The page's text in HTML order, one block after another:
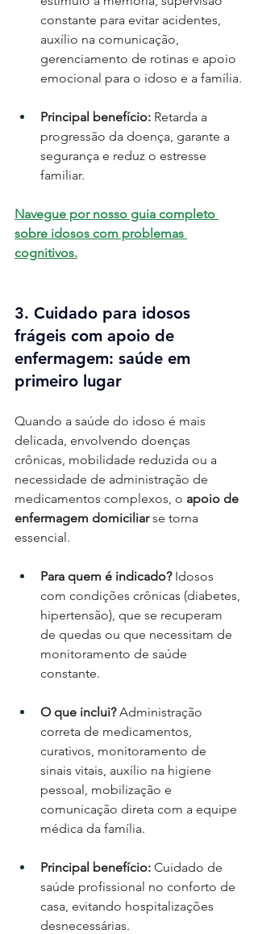
constante para evitar acidentes,
auxílio na comunicação,
gerenciamento de rotinas e apoio
emocional para o idoso e a família.
Principal benefício: Retarda a
progressão da doença, garante a
segurança e reduz o estresse
familiar.
Navegue por nosso guia completo
sobre idosos com problemas
cognitivos.
3. Cuidado para idosos
frágeis com apoio de
enfermagem: saúde em
primeiro lugar
Quando a saúde do idoso é mais
delicada, envolvendo doenças
crônicas, mobilidade reduzida ou a
necessidade de administração de
medicamentos complexos, o apoio de
enfermagem domiciliar se torna
essencial.
Para quem é indicado? Idosos
com condições crônicas (diabetes,
hipertensão), que se recuperam
de quedas ou que necessitam de
monitoramento de saúde
constante.
O que inclui? Administração
correta de medicamentos,
curativos, monitoramento de
sinais vitais, auxílio na higiene
pessoal, mobilização e
comunicação direta com a equipe
médica da família.
Principal benefício: Cuidado de
saúde profissional no conforto de
casa, evitando hospitalizações
desnecessárias.